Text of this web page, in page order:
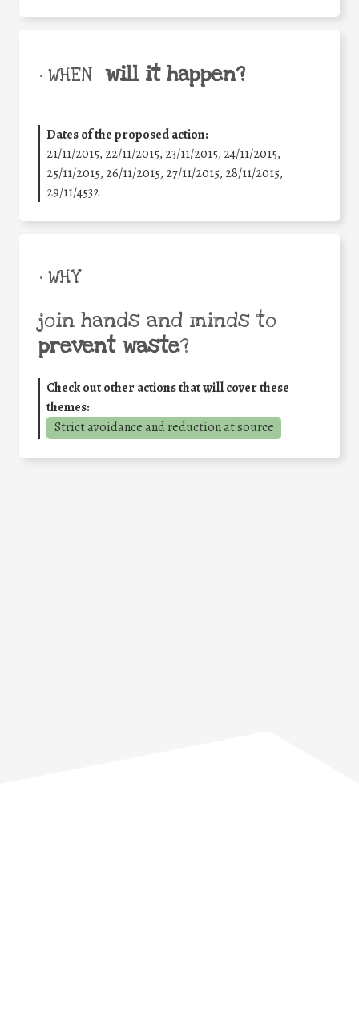
• WHEN will it happen?
Dates of the proposed action:
21/11/2015, 22/11/2015, 23/11/2015, 24/11/2015,
25/11/2015, 26/11/2015, 27/11/2015, 28/11/2015,
29/11/4532
• WHY
join hands and minds to
prevent waste?
Check out other actions that will cover these
themes:
Strict avoidance and reduction at source